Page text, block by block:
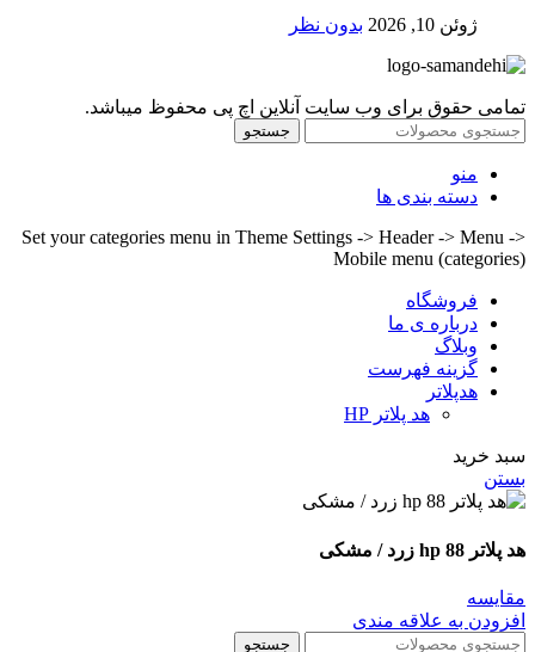
ژوئن 10, 2026 بدون نظر
تمامی حقوق برای وب سایت آنلاین اچ پی محفوظ میباشد.
جستجو
منو
دسته بندی ها
Set your categories menu in Theme Settings -> Header -> Menu ->
Mobile menu (categories)
فروشگاه
درباره ی ما
وبلاگ
گزینه فهرست
هدپلاتر
هد پلاتر HP
سبد خرید
بستن
هد پلاتر 88 hp زرد / مشکی
مقايسه
افزودن به علاقه مندی
جستجو